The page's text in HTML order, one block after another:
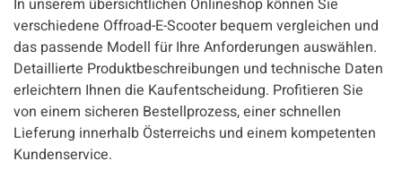
verschiedene Offroad-E-Scooter bequem vergleichen und
das passende Modell für Ihre Anforderungen auswählen.
Detaillierte Produktbeschreibungen und technische Daten
erleichtern Ihnen die Kaufentscheidung. Profitieren Sie
von einem sicheren Bestellprozess, einer schnellen
Lieferung innerhalb Österreichs und einem kompetenten
Kundenservice.